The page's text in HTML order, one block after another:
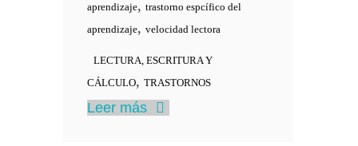
aprendizaje, trastorno espcífico del
aprendizaje, velocidad lectora
LECTURA, ESCRITURA Y
CÁLCULO, TRASTORNOS
Leer más